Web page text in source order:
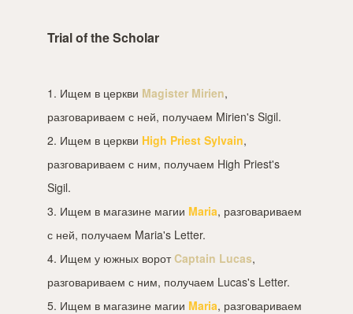
Trial of the Scholar
1. Ищем в церкви Magister Mirien,
разговариваем с ней, получаем Mirien's Sigil.
2. Ищем в церкви High Priest Sylvain,
разговариваем с ним, получаем High Priest's
Sigil.
3. Ищем в магазине магии Maria, разговариваем
с ней, получаем Maria's Letter.
4. Ищем у южных воротCaptain Lucas,
разговариваем с ним, получаем Lucas's Letter.
5. Ищем в магазине магии Maria, разговариваем